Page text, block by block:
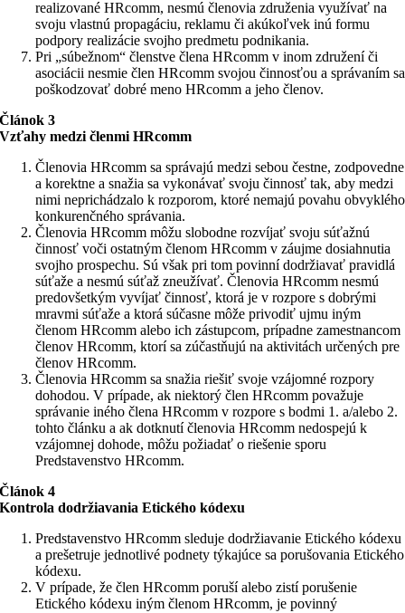
realizované HRcomm, nesmú členovia združenia využívať na
svoju vlastnú propagáciu, reklamu či akúkoľvek inú formu
podpory realizácie svojho predmetu podnikania.
Pri „súbežnom“ členstve člena HRcomm v inom združení či
asociácii nesmie člen HRcomm svojou činnosťou a správaním sa
poškodzovať dobré meno HRcomm a jeho členov.
Článok 3
Vzťahy medzi členmi HRcomm
Členovia HRcomm sa správajú medzi sebou čestne, zodpovedne
a korektne a snažia sa vykonávať svoju činnosť tak, aby medzi
nimi neprichádzalo k rozporom, ktoré nemajú povahu obvyklého
konkurenčného správania.
Členovia HRcomm môžu slobodne rozvíjať svoju súťažnú
činnosť voči ostatným členom HRcomm v záujme dosiahnutia
svojho prospechu. Sú však pri tom povinní dodržiavať pravidlá
súťaže a nesmú súťaž zneužívať. Členovia HRcomm nesmú
predovšetkým vyvíjať činnosť, ktorá je v rozpore s dobrými
mravmi súťaže a ktorá súčasne môže privodiť ujmu iným
členom HRcomm alebo ich zástupcom, prípadne zamestnancom
členov HRcomm, ktorí sa zúčastňujú na aktivitách určených pre
členov HRcomm.
Členovia HRcomm sa snažia riešiť svoje vzájomné rozpory
dohodou. V prípade, ak niektorý člen HRcomm považuje
správanie iného člena HRcomm v rozpore s bodmi 1. a/alebo 2.
tohto článku a ak dotknutí členovia HRcomm nedospejú k
vzájomnej dohode, môžu požiadať o riešenie sporu
Predstavenstvo HRcomm.
Článok 4
Kontrola dodržiavania Etického kódexu
Predstavenstvo HRcomm sleduje dodržiavanie Etického kódexu
a prešetruje jednotlivé podnety týkajúce sa porušovania Etického
kódexu.
V prípade, že člen HRcomm poruší alebo zistí porušenie
Etického kódexu iným členom HRcomm, je povinný